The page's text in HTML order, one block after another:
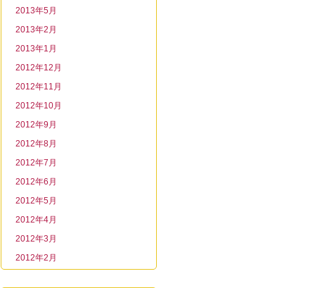
2013年5月
2013年2月
2013年1月
2012年12月
2012年11月
2012年10月
2012年9月
2012年8月
2012年7月
2012年6月
2012年5月
2012年4月
2012年3月
2012年2月